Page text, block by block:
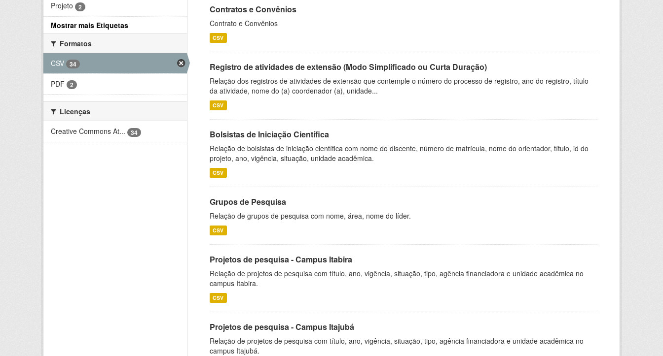
Projeto 2
Mostrar mais Etiquetas
Formatos
CSV
34
PDF 2
Licenças
Creative Commons At...
34
Contratos e Convênios
Contrato e Convênios
CSV
Registro de atividades de extensão (Modo Simplificado ou Curta Duração)
Relação dos registros de atividades de extensão que contemple o número do processo de registro, ano do registro, título
da atividade, nome do (a) coordenador (a), unidade...
CSV
Bolsistas de Iniciação Científica
Relação de bolsistas de iniciação científica com nome do discente, número de matrícula, nome do orientador, título, id do
projeto, ano, vigência, situação, unidade acadêmica.
CSV
Grupos de Pesquisa
Relação de grupos de pesquisa com nome, área, nome do líder.
CSV
Projetos de pesquisa - Campus Itabira
Relação de projetos de pesquisa com título, ano, vigência, situação, tipo, agência financiadora e unidade acadêmica no
campus Itabira.
CSV
Projetos de pesquisa - Campus Itajubá
Relação de projetos de pesquisa com título, ano, vigência, situação, tipo, agência financiadora e unidade acadêmica no
campus Itajubá.